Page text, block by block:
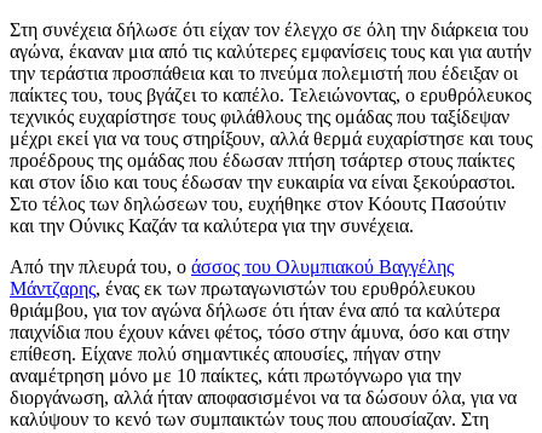
Στη συνέχεια δήλωσε ότι είχαν τον έλεγχο σε όλη την διάρκεια του
αγώνα, έκαναν μια από τις καλύτερες εμφανίσεις τους και για αυτήν
την τεράστια προσπάθεια και το πνεύμα πολεμιστή που έδειξαν οι
παίκτες του, τους βγάζει το καπέλο. Τελειώνοντας, ο ερυθρόλευκος
τεχνικός ευχαρίστησε τους φιλάθλους της ομάδας που ταξίδεψαν
μέχρι εκεί για να τους στηρίξουν, αλλά θερμά ευχαρίστησε και τους
προέδρους της ομάδας που έδωσαν πτήση τσάρτερ στους παίκτες
και στον ίδιο και τους έδωσαν την ευκαιρία να είναι ξεκούραστοι.
Στο τέλος των δηλώσεων του, ευχήθηκε στον Κόουτς Πασούτιν
και την Ούνικς Καζάν τα καλύτερα για την συνέχεια.
Από την πλευρά του, ο άσσος του Ολυμπιακού Βαγγέλης
Μάντζαρης, ένας εκ των πρωταγωνιστών του ερυθρόλευκου
θριάμβου, για τον αγώνα δήλωσε ότι ήταν ένα από τα καλύτερα
παιχνίδια που έχουν κάνει φέτος, τόσο στην άμυνα, όσο και στην
επίθεση. Είχανε πολύ σημαντικές απουσίες, πήγαν στην
αναμέτρηση μόνο με 10 παίκτες, κάτι πρωτόγνωρο για την
διοργάνωση, αλλά ήταν αποφασισμένοι να τα δώσουν όλα, για να
καλύψουν το κενό των συμπαικτών τους που απουσίαζαν. Στη